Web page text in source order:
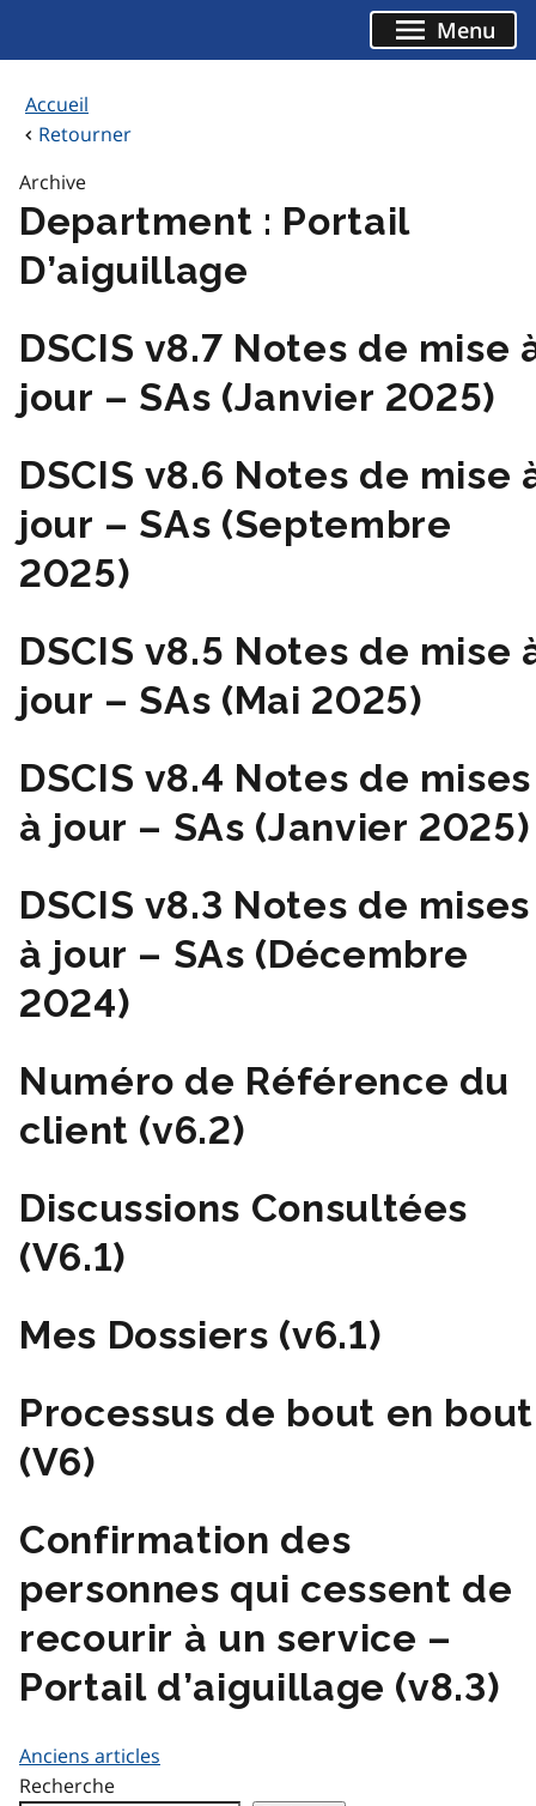
Menu
Accueil
Retourner
Archive
Department : Portail
D’aiguillage
DSCIS v8.7 Notes de mise
jour – SAs (Janvier 2025)
DSCIS v8.6 Notes de mise
jour – SAs (Septembre
2025)
DSCIS v8.5 Notes de mise
jour – SAs (Mai 2025)
DSCIS v8.4 Notes de mises
à jour – SAs (Janvier 2025)
DSCIS v8.3 Notes de mises
à jour – SAs (Décembre
2024)
Numéro de Référence du
client (v6.2)
Discussions Consultées
(V6.1)
Mes Dossiers (v6.1)
Processus de bout en bout
(V6)
Confirmation des
personnes qui cessent de
recourir à un service –
Portail d’aiguillage (v8.3)
Navigation
des
Anciens articles
Recherche